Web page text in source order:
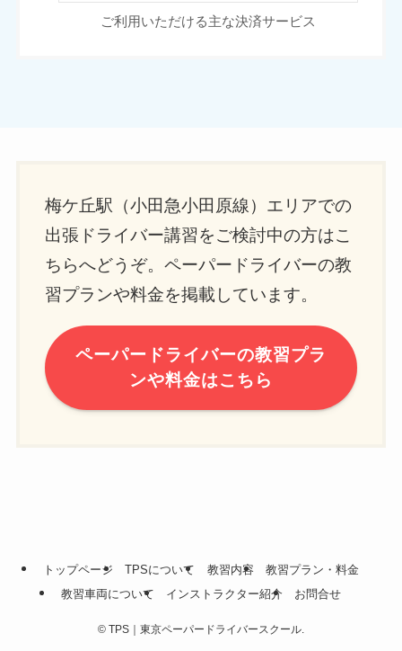
ご利用いただける主な決済サービス
梅ケ丘駅（小田急小田原線）エリアでの
出張ドライバー講習をご検討中の方はこ
ちらへどうぞ。ペーパードライバーの教
習プランや料金を掲載しています。
ペーパードライバーの教習プラ
ンや料金はこちら
トップページ TPSについて 教習内容
教習プラン・料金
教習車両について
インストラクター紹介 お問合せ
© TPS｜東京ペーパードライバースクール.